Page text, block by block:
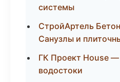
системы
СтройАртель
Санузлы и
ГК Проект House
водостоки